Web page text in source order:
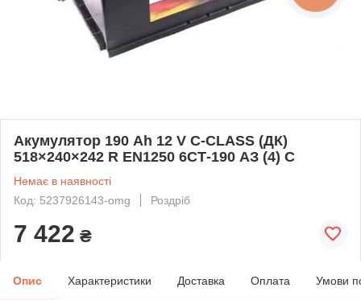
Акумулятор 190 Ah 12 V C-CLASS (ДК)
518×240×242 R EN1250 6СТ-190 АЗ (4) C
Немає в наявності
Код: 5237926143-omg
Роздріб
7 422 ₴
Опис Характеристики Доставка Оплата Умови